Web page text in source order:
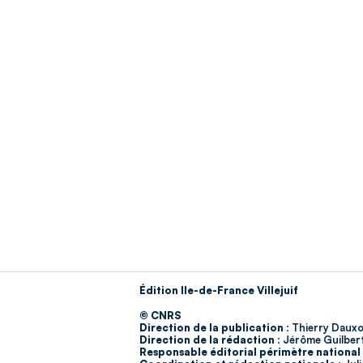
Édition Ile-de-France Villejuif
© CNRS
Direction de la publication : Thierry
Direction de la rédaction : Jérôme
Responsable éditorial périmètre national